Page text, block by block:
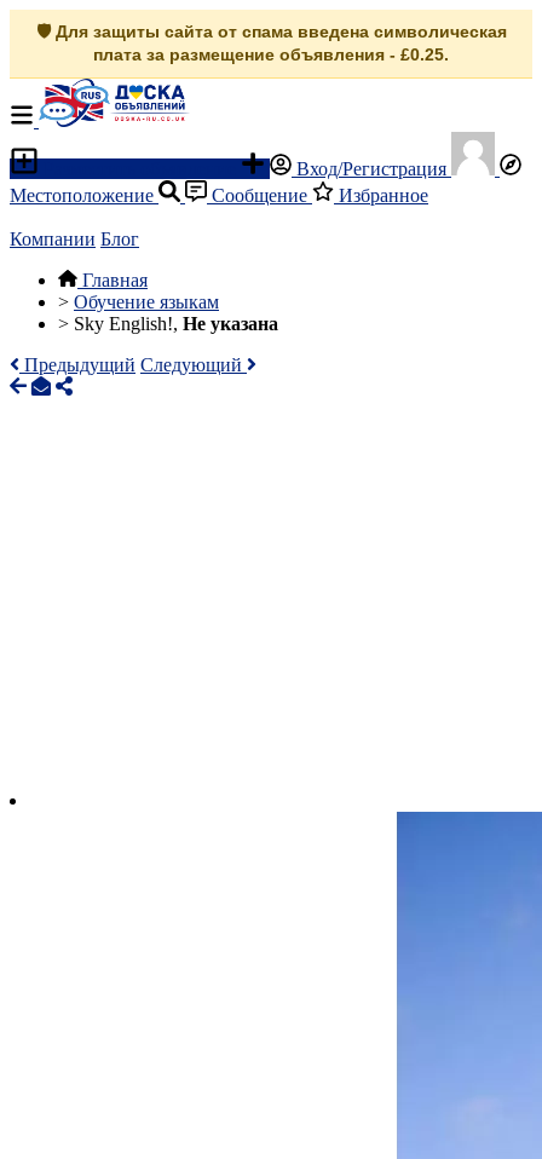
🛡️ Для защиты сайта от спама введена символическая
плата за размещение объявления - £0.25.
Вход/Регистрация
Местоположение
Сообщение Избранное
Компании Блог
Главная
> Обучение языкам
> Sky English!, Не указана
Предыдущий Следующий